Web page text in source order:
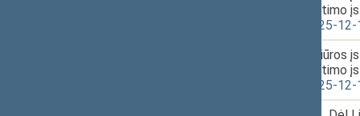
straipsnio pakeitimo
XVP-876(2) 2025-
Sveikatos priežiūros
straipsnio pakeitimo
XVP-876(2) 2025-